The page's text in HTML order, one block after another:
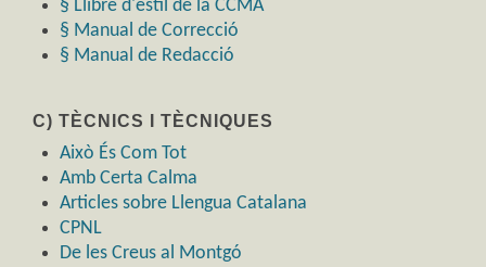
§ Llibre d'estil de la CCMA
§ Manual de Correcció
§ Manual de Redacció
C) TÈCNICS I TÈCNIQUES
Això És Com Tot
Amb Certa Calma
Articles sobre Llengua Catalana
CPNL
De les Creus al Montgó